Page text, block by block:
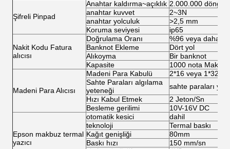
Şifreli Pinpad
Anahtar kaldırma~açıklık 2.000.000 döngü
anahtar kuvvet
2~3N
anahtar yolculuk
>2,5 mm
Koruma seviyesi
ip65
Nakit Kodu Fatura
alıcısı
Doğrulama Oranı
%96 veya daha
Banknot Ekleme
Dört yol
Alıkoyma
Bir banknot
Kapasite
1000 nota Maks
Madeni Para Alıcısı
Madeni Para Kabulü
2*16 veya 1*32
Sahte Paraları algılama
yeteneği
sahte paraları
Hızı Kabul Etmek
2 Jeton/Sn
Besleme gerilimi
10V-16V DC
Epson makbuz termal
yazıcı
otomatik kesici
dahil
teknoloji
Termal baskı
Kağıt genişliği
80mm
Baskı hızı
150 mm/sn